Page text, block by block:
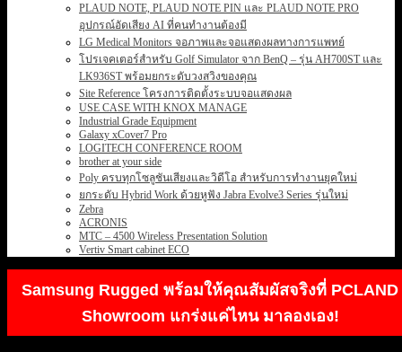
PLAUD NOTE, PLAUD NOTE PIN และ PLAUD NOTE PRO
อุปกรณ์อัดเสียง AI ที่คนทำงานต้องมี
LG Medical Monitors จอภาพและจอแสดงผลทางการแพทย์
โปรเจคเตอร์สำหรับ Golf Simulator จาก BenQ – รุ่น AH700ST และ
LK936ST พร้อมยกระดับวงสวิงของคุณ
Site Reference โครงการติดตั้งระบบจอแสดงผล
USE CASE WITH KNOX MANAGE
Industrial Grade Equipment
Galaxy xCover7 Pro
LOGITECH CONFERENCE ROOM
brother at your side
Poly ครบทุกโซลูชันเสียงและวิดีโอ สำหรับการทำงานยุคใหม่
ยกระดับ Hybrid Work ด้วยหูฟัง Jabra Evolve3 Series รุ่นใหม่
Zebra
ACRONIS
MTC – 4500 Wireless Presentation Solution
Vertiv Smart cabinet ECO
Samsung Rugged พร้อมให้คุณสัมผัสจริงที่ PCLAND
Showroom แกร่งแค่ไหน มาลองเอง!